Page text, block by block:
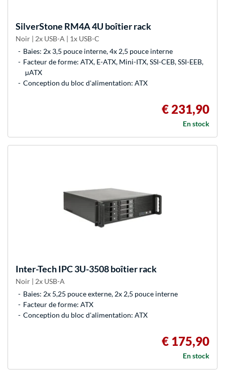
SilverStone RM4A 4U boîtier rack
Noir | 2x USB-A | 1x USB-C
Baies: 2x 3,5 pouce interne, 4x 2,5 pouce interne
Facteur de forme: ATX, E-ATX, Mini-ITX, SSI-CEB, SSI-EEB,
µATX
Conception du bloc d'alimentation: ATX
€ 231,90
En stock
Inter-TechIPC 3U-3508 boîtier rack
Noir | 2x USB-A
Baies: 2x 5,25 pouce externe, 2x 2,5 pouce interne
Facteur de forme: ATX
Conception du bloc d'alimentation: ATX
€ 175,90
En stock